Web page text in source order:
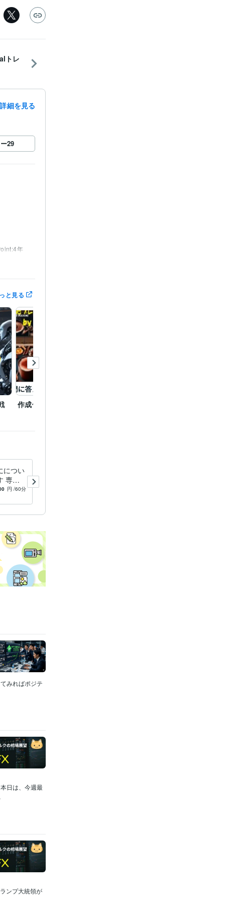
トレ
細を見る
29
年
と見る
作成例
につい
専門
ただき
円 /60分
みればポジテ
日は、今週最
ンプ大統領が